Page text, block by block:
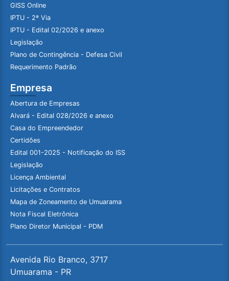
GISS Online
IPTU - 2ª Via
IPTU - Edital 02/2026 e anexo
Legislação
Plano de Contingência - Defesa Civil
Requerimento Padrão
Empresa
Abertura de Empresas
Alvará - Edital 028/2026 e anexo
Casa do Empreendedor
Certidões
Edital 001-2025 - Notificação do ISS
Legislação
Licença Ambiental
Licitações e Contratos
Mapa de Zoneamento de Umuarama
Nota Fiscal Eletrônica
Plano Diretor Municipal - PDM
Avenida Rio Branco, 3717
Umuarama - PR